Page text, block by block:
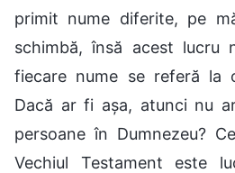
primit nume diferite, pe
schimbă, însă acest lucru
fiecare nume se referă la
Dacă ar fi așa, atunci nu
persoane în Dumnezeu?
Vechiul Testament este